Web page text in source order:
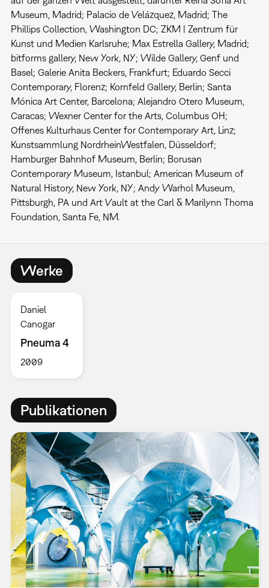
Museum, Madrid; Palacio de Velázquez, Madrid; The
Phillips Collection, Washington DC; ZKM | Zentrum für
Kunst und Medien Karlsruhe; Max Estrella Gallery, Madrid;
bitforms gallery, New York, NY; Wilde Gallery, Genf und
Basel; Galerie Anita Beckers, Frankfurt; Eduardo Secci
Contemporary, Florenz; Kornfeld Gallery, Berlin; Santa
Mónica Art Center, Barcelona; Alejandro Otero Museum,
Caracas; Wexner Center for the Arts, Columbus OH;
Offenes Kulturhaus Center for Contemporary Art, Linz;
Kunstsammlung NordrheinWestfalen, Düsseldorf;
Hamburger Bahnhof Museum, Berlin; Borusan
Contemporary Museum, Istanbul; American Museum of
Natural History, New York, NY; Andy Warhol Museum,
Pittsburgh, PA und Art Vault at the Carl & Marilynn Thoma
Foundation, Santa Fe, NM.
Werke
Daniel
Canogar
Pneuma 4
2009
Publikationen